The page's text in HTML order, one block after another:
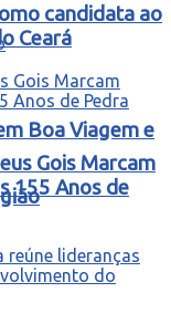
Boa Viagem e
candidata ao
Ceará
Gois Marcam
155 Anos de